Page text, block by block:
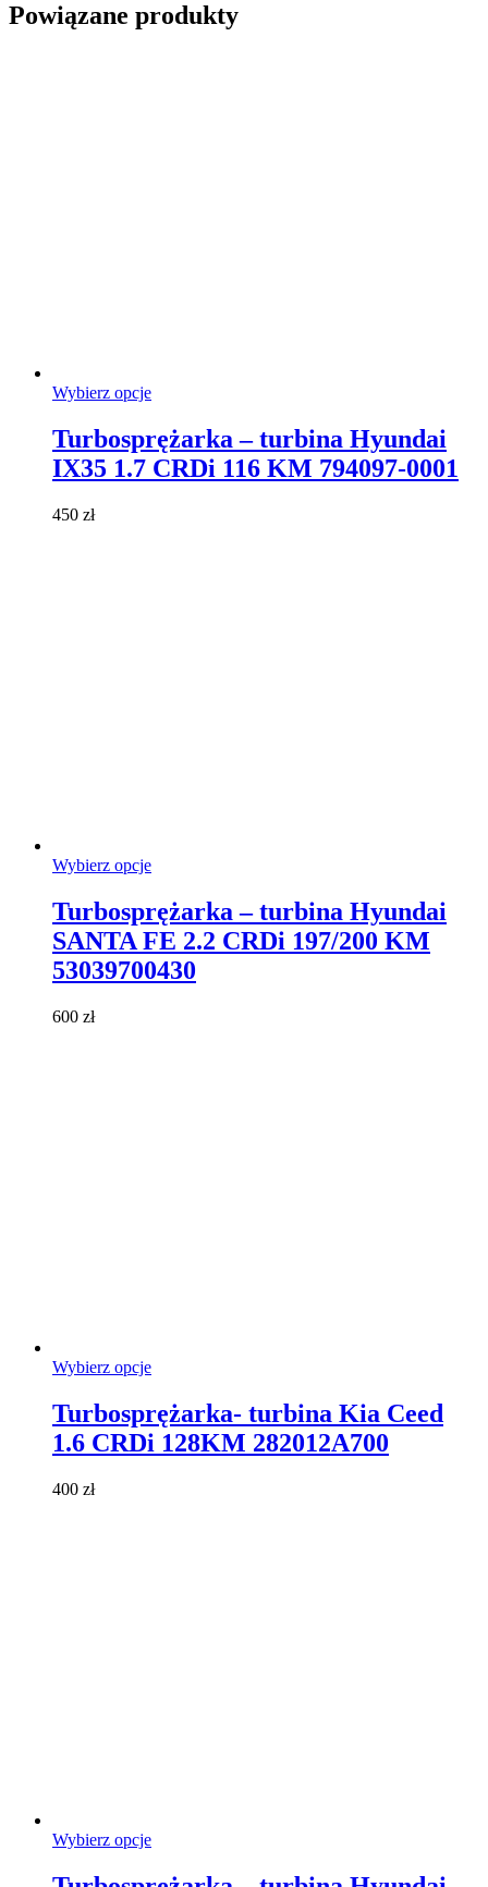
Powiązane produkty
Wybierz opcjeTen
wiele
wariantów.
Turbosprężarka – turbina Hyundai
IX35 1.7 CRDi 116 KM 794097-0001
450 zł
Wybierz opcjeTen
wiele
wariantów.
Opcje
można
Turbosprężarka – turbina Hyundai
SANTA FE 2.2 CRDi 197/200 KM
53039700430
600 zł
Wybierz opcjeTen
wiele
wariantów.
Turbosprężarka- turbina Kia Ceed
1.6 CRDi 128KM 282012A700
400 zł
Wybierz opcjeTen